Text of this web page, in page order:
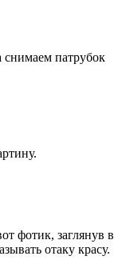
патрубок
фотик, заглянув в
отаку красу.